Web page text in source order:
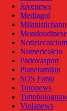
Juvenews
Mediagol
Mondoudinese
Numericalcio
Padovasport
Pianetamilan
SOS Fanta
Toronews
Violanews